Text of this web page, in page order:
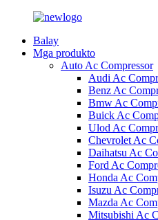
Balay
Mga produkto
Auto Ac Compressor
Audi Ac
Benz Ac
Bmw Ac
Buick Ac
Ulod Ac
Chevrolet Ac
Daihatsu Ac
Ford Ac
Honda Ac
Isuzu Ac
Mazda Ac
Mitsubishi Ac